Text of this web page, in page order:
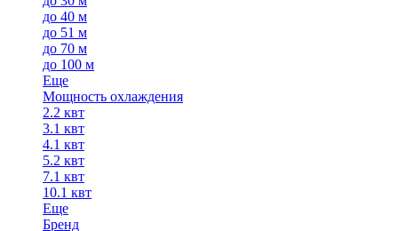
до 40 м
до 51 м
до 70 м
до 100 м
Еще
Мощность охлаждения
2.2 квт
3.1 квт
4.1 квт
5.2 квт
7.1 квт
10.1 квт
Еще
Бренд